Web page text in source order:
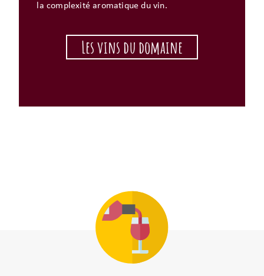
la complexité aromatique du vin.
Les vins du domaine